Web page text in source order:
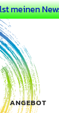
meinen
BUNTES LEBEN
ANGEBOT